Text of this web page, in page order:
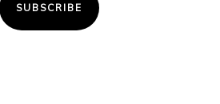
SUBSCRIBE